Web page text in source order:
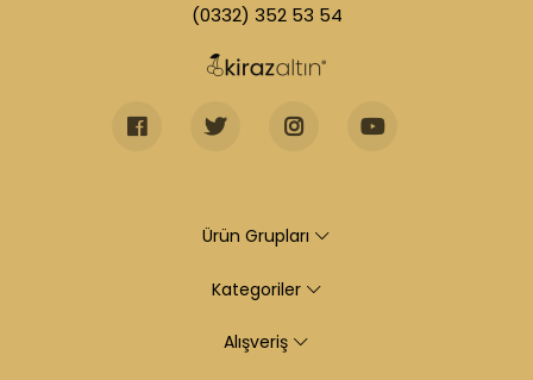
(0332) 352 53 54
Ürün Grupları
Kategoriler
Alışveriş